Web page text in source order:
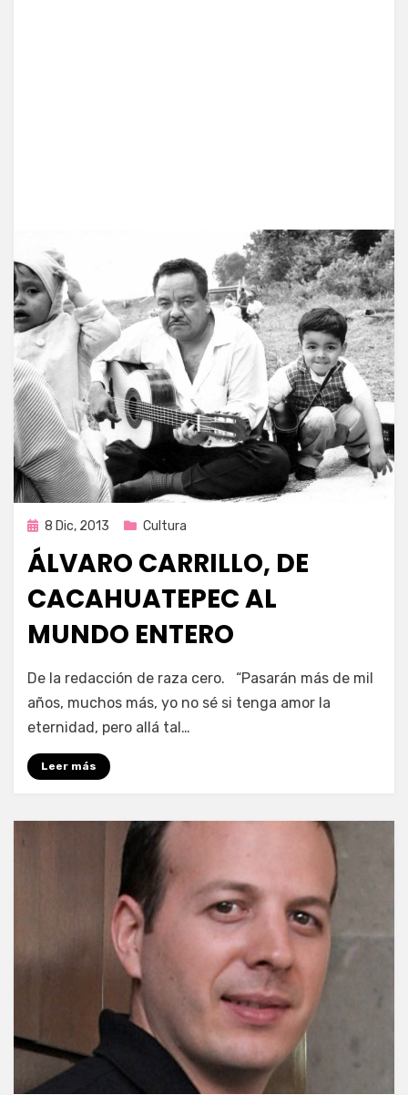
Publicada
en
8 Dic, 2013 Cultura
ÁLVARO CARRILLO, DE
CACAHUATEPEC AL
MUNDO ENTERO
por Enrique
De la redacción de raza cero. “Pasarán más de mil
años, muchos más, yo no sé si tenga amor la
eternidad, pero allá tal…
Leer más